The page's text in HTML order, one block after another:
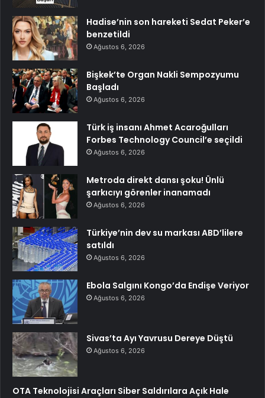
Hadise’nin son hareketi Sedat Peker’e
benzetildi
Ağustos 6, 2026
Bişkek’te Organ Nakli Sempozyumu
Başladı
Ağustos 6, 2026
Türk iş insanı Ahmet Acaroğulları
Forbes Technology Council’e seçildi
Ağustos 6, 2026
Metroda direkt dansı şoku! Ünlü
şarkıcıyı görenler inanamadı
Ağustos 6, 2026
Türkiye’nin dev su markası ABD’lilere
satıldı
Ağustos 6, 2026
Ebola Salgını Kongo’da Endişe Veriyor
Ağustos 6, 2026
Sivas’ta Ayı Yavrusu Dereye Düştü
Ağustos 6, 2026
OTA Teknolojisi Araçları Siber Saldırılara Açık Hale